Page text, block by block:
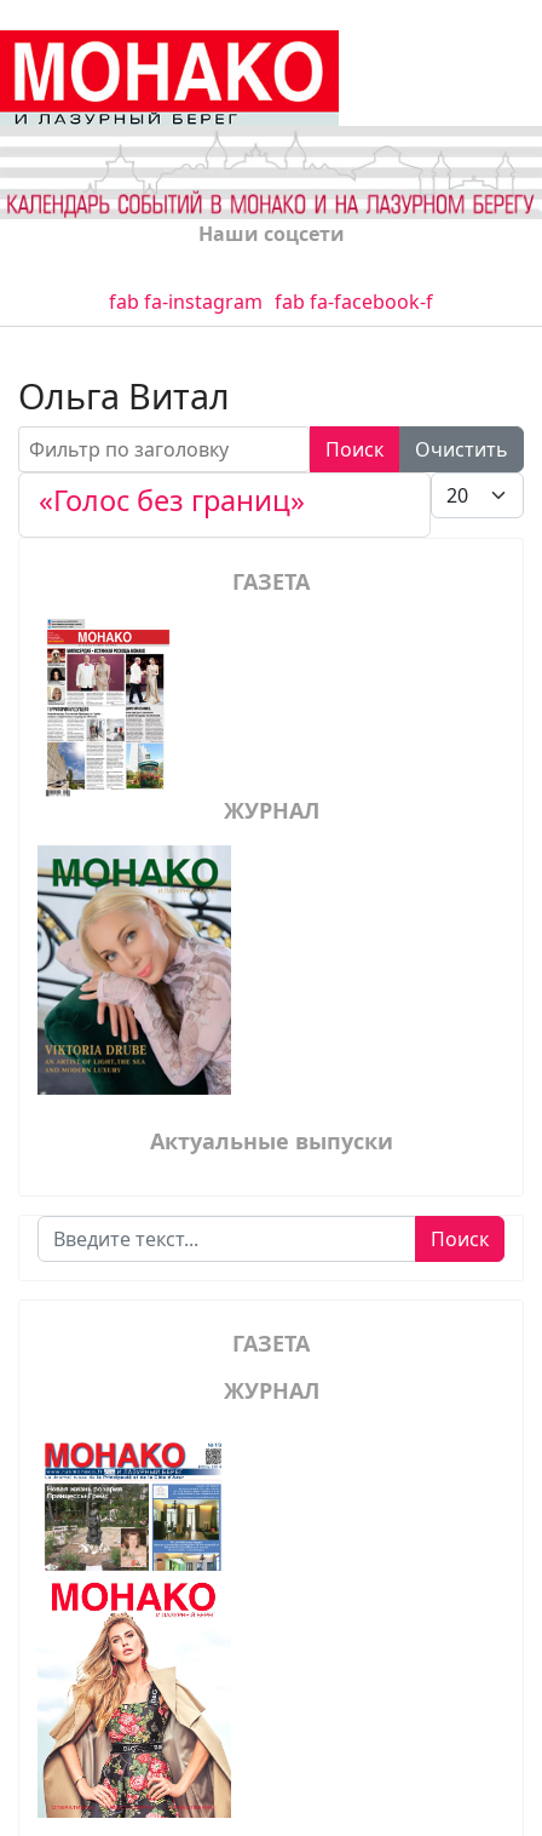
Наши соцсети
fab fa-instagram fab fa-facebook-f
Ольга Витал
Фильтр по заголовку Поиск
Очистить
Кол-во
«Голос без границ»
ГАЗЕТА
ЖУРНАЛ
Актуальные выпуски
Поиск Поиск
ГАЗЕТА
ЖУРНАЛ